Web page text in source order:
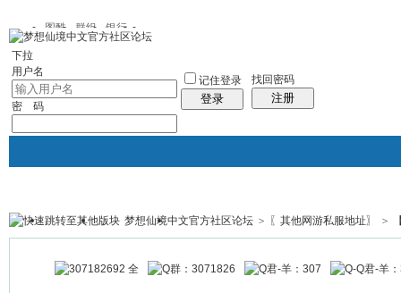
图酷 群组 银行
下拉
用户名
密 码
记住登录
登录
找回密码
注册
银行 群组聚合 我的空间
帖子
梦想仙境中文官方社区论坛 > 〖其他网游私服地址〗 >